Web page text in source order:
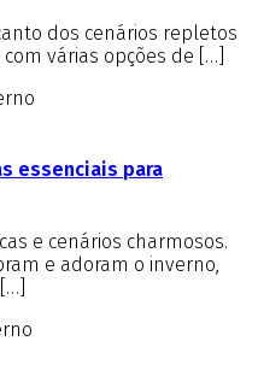
dos cenários repletos
várias opções de […]
essenciais para
e cenários charmosos.
e adoram o inverno,